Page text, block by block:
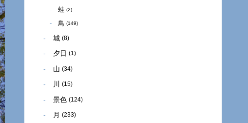
蛙 (2)
鳥 (149)
城 (8)
夕日 (1)
山 (34)
川 (15)
景色 (124)
月 (233)